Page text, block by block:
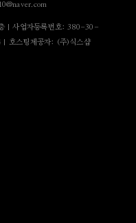
| 사업자등록번호:380-30-
| 호스팅제공자: (주)식스샵